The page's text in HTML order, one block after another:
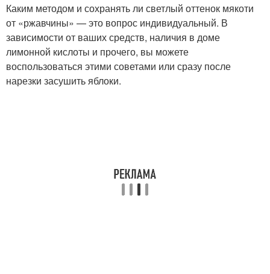
Каким методом и сохранять ли светлый оттенок мякоти
от «ржавчины» — это вопрос индивидуальный. В
зависимости от ваших средств, наличия в доме
лимонной кислоты и прочего, вы можете
воспользоваться этими советами или сразу после
нарезки засушить яблоки.